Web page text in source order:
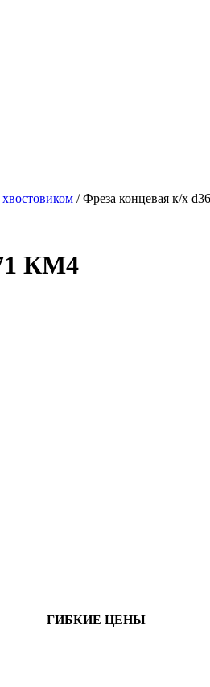
/ Фреза концевая к/х
КМ4
ГИБКИЕ ЦЕНЫ